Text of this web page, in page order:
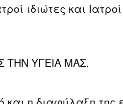
ιδιώτες και
ΥΓΕΙΑ ΜΑΣ.